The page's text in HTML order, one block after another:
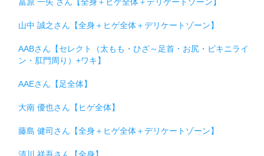
冨原 一矢 さん【全身＋ヒゲ全体＋デリケートゾーン】
山中 誠之さん【全身＋ヒゲ全体＋デリケートゾーン】
AABさん【セレクト（太もも・ひざ～足首・お尻・ビキニライ
ン・肛門周り）+ワキ】
AAEさん【足全体】
大南 優也さん【ヒゲ全体】
藤島 健司さん【全身＋ヒゲ全体＋デリケートゾーン】